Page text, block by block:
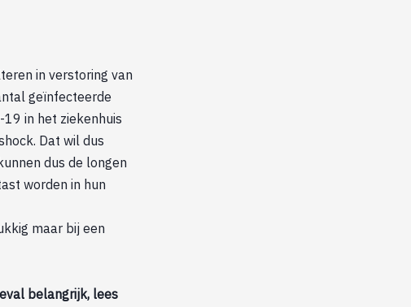
in verstoring van
geïnfecteerde
19 in het ziekenhuis
Dat wil dus
dus de longen
worden in hun
maar bij een
belangrijk, lees